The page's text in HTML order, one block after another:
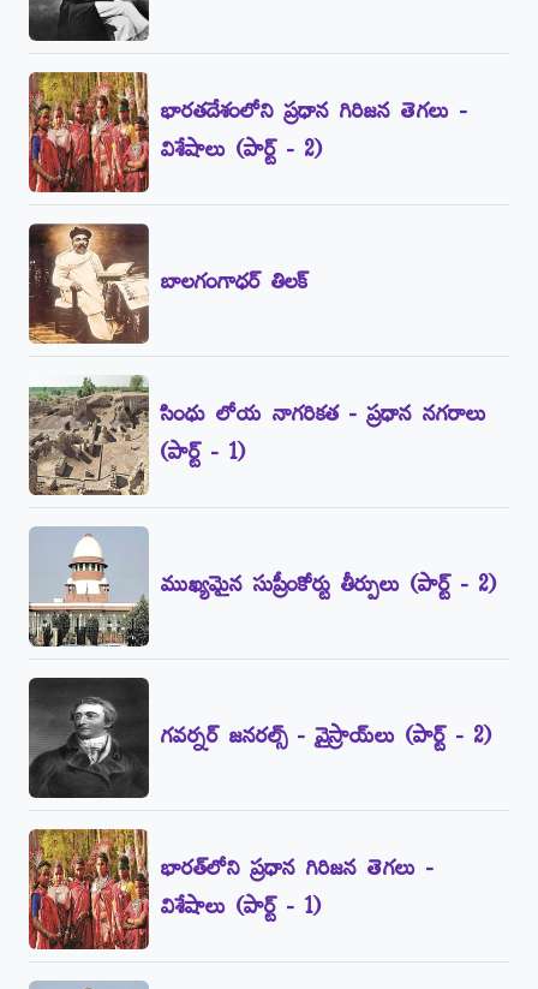
భారతదేశంలోని ప్రధాన గిరిజన తెగలు -
విశేషాలు (పార్ట్‌ - 2)
బాలగంగాధర్‌ తిలక్‌
సింధు లోయ నాగరికత - ప్రధాన నగరాలు
(పార్ట్‌ - 1)
ముఖ్యమైన సుప్రీంకోర్టు తీర్పులు (పార్ట్‌ - 2)
గవర్నర్‌ జనరల్స్‌ - వైస్రాయ్‌లు (పార్ట్‌ - 2)
భారత్‌లోని ప్రధాన గిరిజన తెగలు -
విశేషాలు (పార్ట్‌ - 1)